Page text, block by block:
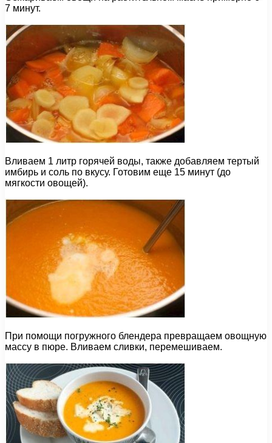
7 минут.
Вливаем 1 литр горячей воды, также добавляем тертый
имбирь и соль по вкусу. Готовим еще 15 минут (до
мягкости овощей).
При помощи погружного блендера превращаем овощную
массу в пюре. Вливаем сливки, перемешиваем.